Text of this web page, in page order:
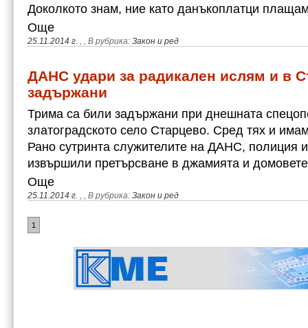
Доколкото знам, ние като данъкоплатци
25.11.2014 г. , , В рубрика: Закон и ред
Още
ДАНС удари за радикален ислям и в
задържани
Трима са били задържани при днешната
златоградското село Старцево. Сред тях и
Рано сутринта служителите на ДАНС, полиция
извършили претърсване в джамията и
25.11.2014 г. , , В рубрика: Закон и ред
Още
1